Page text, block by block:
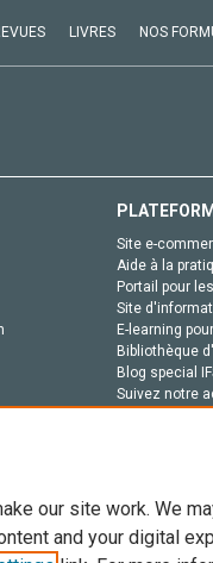
LIVRES NOS
Site e-
Aide à la
Portail pour
Site
E-learning
Bibliothèque
Blog special
Suivez notre
our site work. We
and your digital